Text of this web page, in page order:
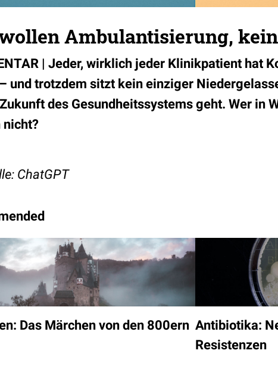
Ambulantisierung,
| Jeder, wirklich jeder Klinikpatient hat
und trotzdem sitzt kein einziger
des Gesundheitssystems geht. Wer in
nicht?
ChatGPT
Das Märchen von den 800ern Antibiotika:
Resistenzen